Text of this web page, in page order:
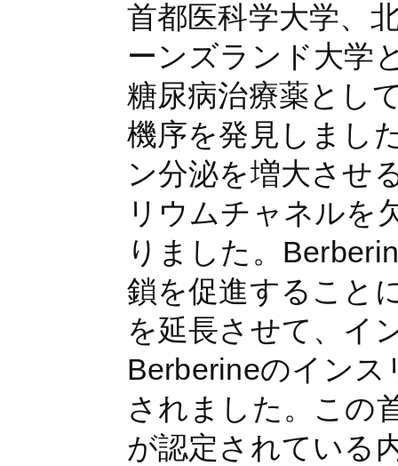
首都医科学大学、
ーンズランド大学
糖尿病治療薬とし
機序を発見しまし
ン分泌を増大させ
リウムチャネルを
りました。
鎖を促進すること
を延長させて、イ
Berberineのイン
されました。この
が認定されている